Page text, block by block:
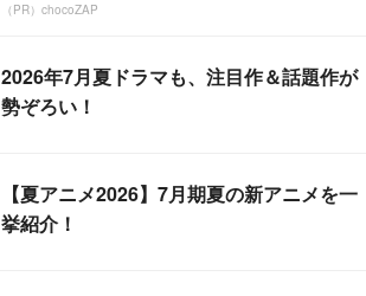
（PR）chocoZAP
2026年7月夏ドラマも、注目作＆話題作が
勢ぞろい！
【夏アニメ2026】7月期夏の新アニメを一
挙紹介！